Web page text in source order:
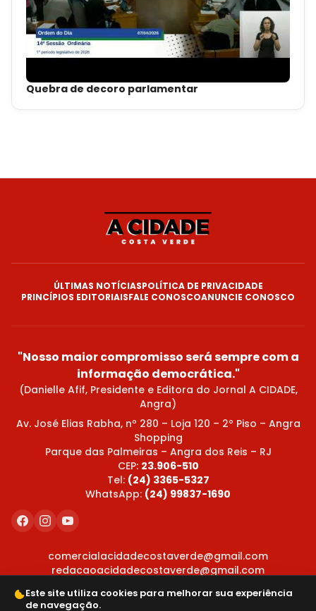
Quebra de decoro parlamentar
ÚLTIMAS NOTÍCIASPOLÍTICA DE PRIVACIDADE
PRINCÍPIOS EDITORIAISFALE CONOSCOANUNCIE CONOSCO
"Nosso maior compromisso será sempre com a
informação democrática."
(Danielle Afif, Presidente e Editora do Jornal A CIDADE,
Angra)
Av. José Elias Rabha, nº 280 – Loja 120 – 2º Piso – Angra
Shopping
Parque das Palmeiras – Angra dos Reis – RJ
CEP: 23.906-510
Tel: (24) 3365-5327
WhatsApp: (24) 99837-1690
comercialacidadecostaverde@gmail.com
redacaoacidadecostaverde@gmail.com
Este site utiliza cookies para melhorar sua experiência
de navegação.